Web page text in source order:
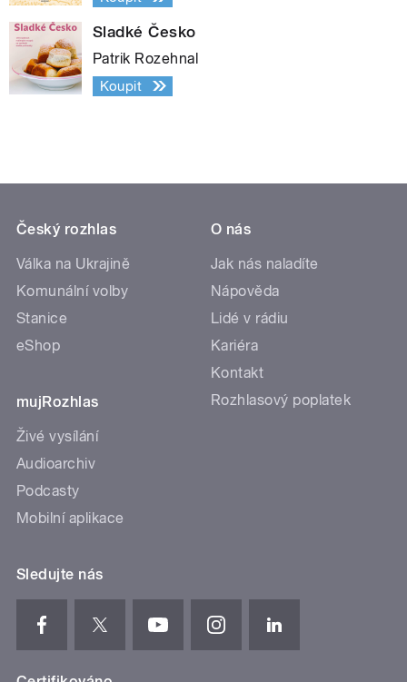
Sladké Česko
Patrik Rozehnal
Koupit
Český rozhlas
Válka na Ukrajině
Komunální volby
Stanice
eShop
mujRozhlas
Živé vysílání
Audioarchiv
Podcasty
Mobilní aplikace
O nás
Jak nás naladíte
Nápověda
Lidé v rádiu
Kariéra
Kontakt
Rozhlasový poplatek
Sledujte nás